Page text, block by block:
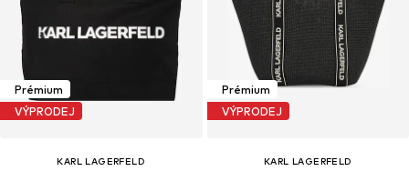
Prémium
VÝPRODEJ
KARL LAGERFELD
Prémium
VÝPRODEJ
KARL LAGERFELD